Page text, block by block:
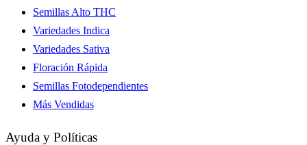
Semillas Alto THC
Variedades Indica
Variedades Sativa
Floración Rápida
Semillas Fotodependientes
Más Vendidas
Ayuda y Políticas